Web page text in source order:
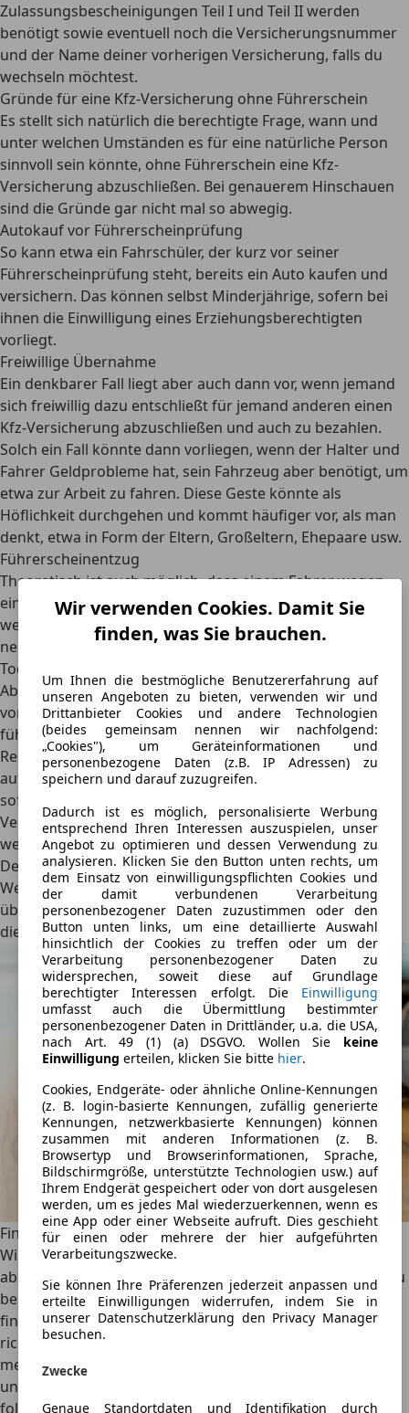
Wir verwenden Cookies. Damit Sie
finden, was Sie brauchen.
Um Ihnen die bestmögliche Benutzererfahrung auf
unseren Angeboten zu bieten, verwenden wir und
Drittanbieter Cookies und andere Technologien
(beides gemeinsam nennen wir nachfolgend:
„Cookies"), um Geräteinformationen und
personenbezogene Daten (z.B. IP Adressen) zu
speichern und darauf zuzugreifen.
Dadurch ist es möglich, personalisierte Werbung
entsprechend Ihren Interessen auszuspielen, unser
Angebot zu optimieren und dessen Verwendung zu
analysieren. Klicken Sie den Button unten rechts, um
dem Einsatz von einwilligungspflichten Cookies und
der damit verbundenen Verarbeitung
personenbezogener Daten zuzustimmen oder den
Button unten links, um eine detaillierte Auswahl
hinsichtlich der Cookies zu treffen oder um der
Verarbeitung personenbezogener Daten zu
widersprechen, soweit diese auf Grundlage
berechtigter Interessen erfolgt. Die Einwilligung
umfasst auch die Übermittlung bestimmter
personenbezogener Daten in Drittländer, u.a. die USA,
nach Art. 49 (1) (a) DSGVO. Wollen Sie keine
Einwilligung erteilen, klicken Sie bitte hier.
Cookies, Endgeräte- oder ähnliche Online-Kennungen
(z. B. login-basierte Kennungen, zufällig generierte
Kennungen, netzwerkbasierte Kennungen) können
zusammen mit anderen Informationen (z. B.
Browsertyp und Browserinformationen, Sprache,
Bildschirmgröße, unterstützte Technologien usw.) auf
Ihrem Endgerät gespeichert oder von dort ausgelesen
werden, um es jedes Mal wiederzuerkennen, wenn es
eine App oder einer Webseite aufruft. Dies geschieht
für einen oder mehrere der hier aufgeführten
Verarbeitungszwecke.
Sie können Ihre Präferenzen jederzeit anpassen und
erteilte Einwilligungen widerrufen, indem Sie in
unserer Datenschutzerklärung den Privacy Manager
besuchen.
Zwecke
Genaue Standortdaten und Identifikation durch
Zulassungsbescheinigungen Teil I und Teil II werden
benötigt sowie eventuell noch die Versicherungsnummer
und der Name deiner vorherigen Versicherung, falls du
wechseln möchtest.
Gründe für eine Kfz-Versicherung ohne Führerschein
Es stellt sich natürlich die berechtigte Frage, wann und
unter welchen Umständen es für eine natürliche Person
sinnvoll sein könnte, ohne Führerschein eine Kfz-
Versicherung abzuschließen. Bei genauerem Hinschauen
sind die Gründe gar nicht mal so abwegig.
Autokauf vor Führerscheinprüfung
So kann etwa ein Fahrschüler, der kurz vor seiner
Führerscheinprüfung steht, bereits ein Auto kaufen und
versichern. Das können selbst Minderjährige, sofern bei
ihnen die Einwilligung eines Erziehungsberechtigten
vorliegt.
Freiwillige Übernahme
Ein denkbarer Fall liegt aber auch dann vor, wenn jemand
sich freiwillig dazu entschließt für jemand anderen einen
Kfz-Versicherung abzuschließen und auch zu bezahlen.
Solch ein Fall könnte dann vorliegen, wenn der Halter und
Fahrer Geldprobleme hat, sein Fahrzeug aber benötigt, um
etwa zur Arbeit zu fahren. Diese Geste könnte als
Höflichkeit durchgehen und kommt häufiger vor, als man
denkt, etwa in Form der Eltern, Großeltern, Ehepaare usw.
Führerscheinentzug
Theoretisch ist auch möglich, dass einem Fahrer wegen
einer Verkehrswidrigkeit für einige Zeit der Führerschein
weggenommen wurde, er in der Zwischenzeit aber ein
neues Auto erwerben möchte.
Todesfall und Überschreibungen
Aber auch andere Konstellationen sind denkbar: Stelle dir
vor, ein Mann stirbt und hinterlässt seiner
führerscheinlosen Witwe sein Auto. Als Erbin tritt sie die
Rechtsnachfolge ihres Mannes an und übernimmt
automatisch die von ihm abgeschlossenen Verträge,
sofern sie das Erbe nicht ausschlägt. Wenn ihr eine
Versicherung zu teuer erscheint, kann sie sie natürlich
wechseln.
Denkbar ist auch, dass ein Ehepartner seine
Wertgegenstände dem jeweiligen Ehepartner
überschreibt, um eine Pfändung zu umgehen. Gerade
diese Situation kommt relativ oft vor.
Finanzielle Nachteile
Wie bereits gesagt, ist es möglich, eine Kfz-Versicherung
abzuschließen, ohne selber einen eigenen Führerschein zu
besitzen. Allerdings ergeben sich daraus auch Nachteile
finanzieller Natur. Wie allgemein bekannt sein dürfte,
richtet sich die Höhe der Versicherungsprämie nach
mehreren Faktoren, einer davon ist die Anzahl an
unfallfreien Jahren. Ein 18-jähriger Fahranfänger bezahlt
folglich mehr als ein 50-jähriger Fahrer, der seit 30 Jahren